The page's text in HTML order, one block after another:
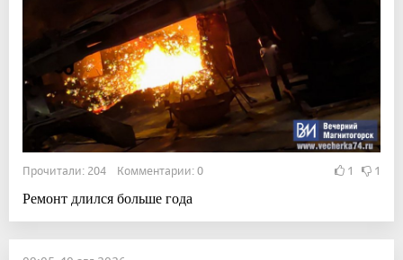
Прочитали: 204 Комментарии: 0 1 1
Ремонт длился больше года